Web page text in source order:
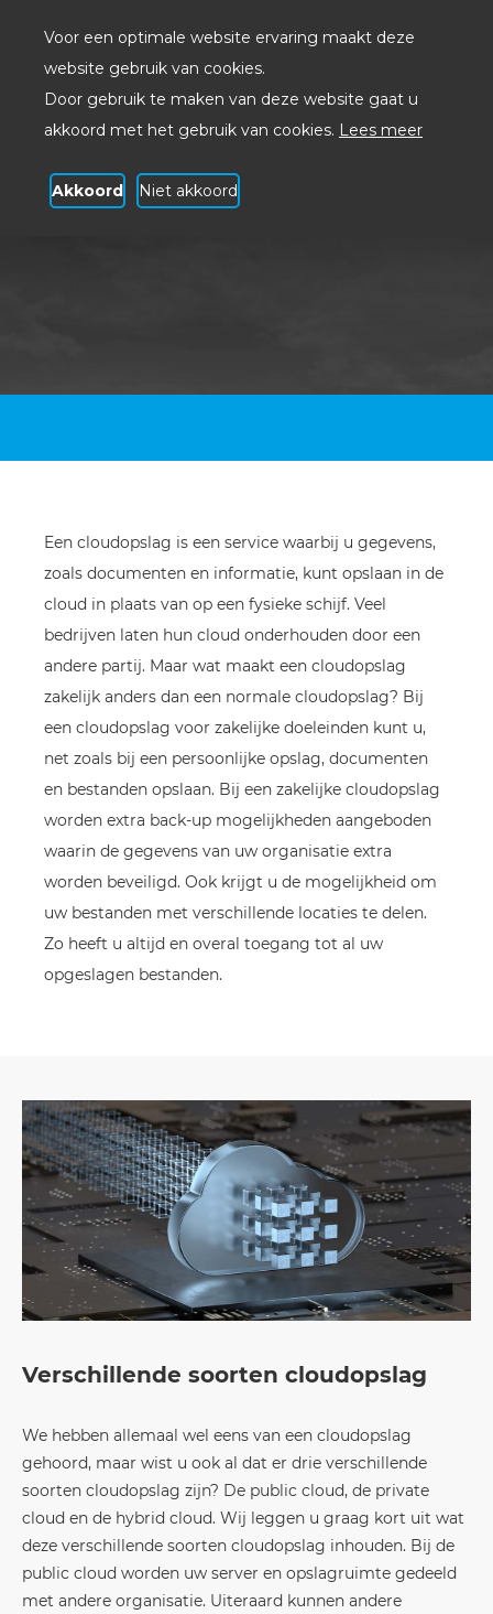
Voor een optimale website ervaring maakt deze
website gebruik van cookies.
Door gebruik te maken van deze website gaat u
akkoord met het gebruik van cookies. Lees meer
Akkoord Niet akkoord
Cloud opslag zakelijk
Een cloudopslag is een service waarbij u gegevens,
zoals documenten en informatie, kunt opslaan in de
cloud in plaats van op een fysieke schijf. Veel
bedrijven laten hun cloud onderhouden door een
andere partij. Maar wat maakt een cloudopslag
zakelijk anders dan een normale cloudopslag? Bij
een cloudopslag voor zakelijke doeleinden kunt u,
net zoals bij een persoonlijke opslag, documenten
en bestanden opslaan. Bij een zakelijke cloudopslag
worden extra back-up mogelijkheden aangeboden
waarin de gegevens van uw organisatie extra
worden beveiligd. Ook krijgt u de mogelijkheid om
uw bestanden met verschillende locaties te delen.
Zo heeft u altijd en overal toegang tot al uw
opgeslagen bestanden.
Verschillende soorten cloudopslag
We hebben allemaal wel eens van een cloudopslag
gehoord, maar wist u ook al dat er drie verschillende
soorten cloudopslag zijn? De public cloud, de private
cloud en de hybrid cloud. Wij leggen u graag kort uit wat
deze verschillende soorten cloudopslag inhouden. Bij de
public cloud worden uw server en opslagruimte gedeeld
met andere organisatie. Uiteraard kunnen andere